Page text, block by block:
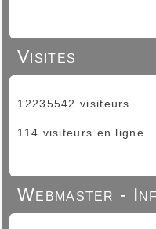
Visites
12235542 visiteurs
114 visiteurs en ligne
Webmaster -